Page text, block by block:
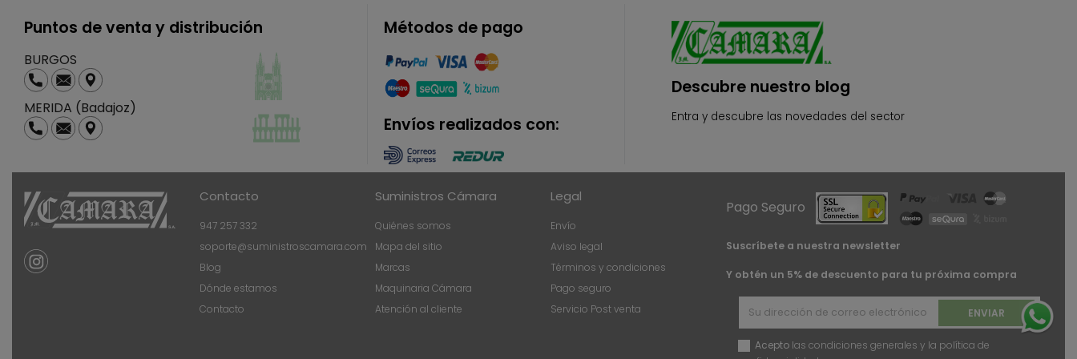
Puntos de venta y distribución
BURGOS
MERIDA (Badajoz)
Métodos de pago
Envíos realizados con:
Descubre nuestro blog
Entra y descubre las novedades del sector
Contacto
947 257 332
soporte@suministroscamara.com
Blog
Dónde estamos
Contacto
Suministros Cámara
Quiénes somos
Mapa del sitio
Marcas
Maquinaria Cámara
Atención al cliente
Legal
Envío
Aviso legal
Términos y condiciones
Pago seguro
Servicio Post venta
Pago Seguro
Suscríbete a nuestra newsletter
Y obtén un 5% de descuento para tu próxima compra
Acepto las condiciones generales y la política de